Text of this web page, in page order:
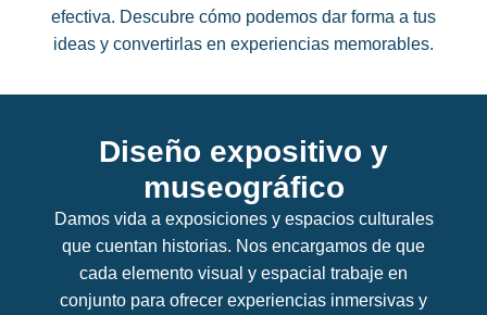
efectiva. Descubre cómo podemos dar forma a tus
ideas y convertirlas en experiencias memorables.
Diseño expositivo y
museográfico
Damos vida a exposiciones y espacios culturales
que cuentan historias. Nos encargamos de que
cada elemento visual y espacial trabaje en
conjunto para ofrecer experiencias inmersivas y